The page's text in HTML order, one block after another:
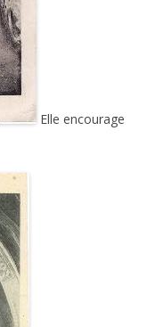
Elle encourage